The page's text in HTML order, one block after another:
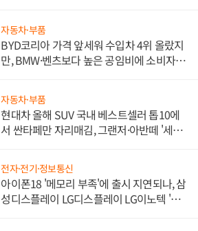
자동차·부품
BYD코리아 가격 앞세워 수입차 4위 올랐지
만, BMW·벤츠보다 높은 공임비에 소비자
자동차·부품
현대차 올해 SUV 국내 베스트셀러 톱10에
서 싼타페만 자리매김, 그랜저·아반떼 '세단
전자·전기·정보통신
아이폰18 '메모리 부족'에 출시 지연되나, 삼
성디스플레이 LG디스플레이 LG이노텍 '탈